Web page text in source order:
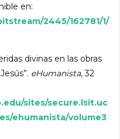
en:
2445/162781/1/
divinas en las obras
eHumanista, 32
sites/secure.lsit.uc
ehumanista/volume3